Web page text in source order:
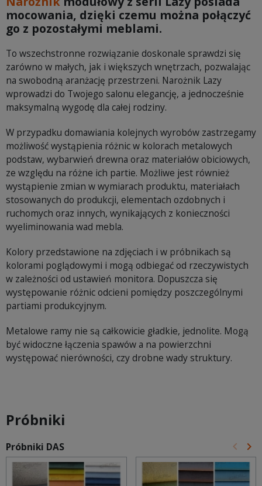
mocowania, dzięki czemu można połączyć
go z pozostałymi meblami.
To wszechstronne rozwiązanie doskonale sprawdzi się
zarówno w małych, jak i większych wnętrzach, pozwalając
na swobodną aranżację przestrzeni. Narożnik Lazy
wprowadzi do Twojego salonu elegancję, a jednocześnie
maksymalną wygodę dla całej rodziny.
W przypadku domawiania kolejnych wyrobów zastrzegamy
możliwość wystąpienia różnic w kolorach metalowych
podstaw, wybarwień drewna oraz materiałów obiciowych,
ze względu na różne ich partie. Możliwe jest również
wystąpienie zmian w wymiarach produktu, materiałach
stosowanych do produkcji, elementach ozdobnych i
ruchomych oraz innych, wynikających z konieczności
wyeliminowania wad mebla.
Kolory przedstawione na zdjęciach i w próbnikach są
kolorami poglądowymi i mogą odbiegać od rzeczywistych
w zależności od ustawień monitora. Dopuszcza się
występowanie różnic odcieni pomiędzy poszczególnymi
partiami produkcyjnym.
Metalowe ramy nie są całkowicie gładkie, jednolite. Mogą
być widoczne łączenia spawów a na powierzchni
występować nierówności, czy drobne wady struktury.
Próbniki
Próbniki DAS keyboard_arrow_left keyboard_arrow_right